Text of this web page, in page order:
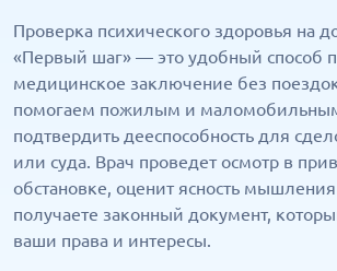
Проверка психического здоровья на
«Первый шаг» — это удобный способ
медицинское заключение без
помогаем пожилым и
подтвердить дееспособность для
или суда. Врач проведет осмотр в
обстановке, оценит ясность
получаете законный документ,
ваши права и интересы.